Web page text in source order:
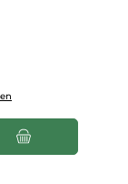
oder benutze die